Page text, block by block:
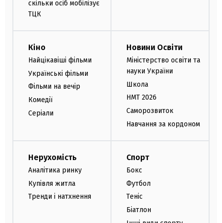
скільки осіб мобілізує
ТЦК
Кіно
Найцікавіші фільми
Українські фільми
Фільми на вечір
Комедії
Серіали
Новини Освіти
Міністерство освіти та
науки України
Школа
НМТ 2026
Саморозвиток
Навчання за кордоном
Нерухомість
Аналітика ринку
Купівля житла
Тренди і натхнення
Спорт
Бокс
Футбол
Теніс
Біатлон